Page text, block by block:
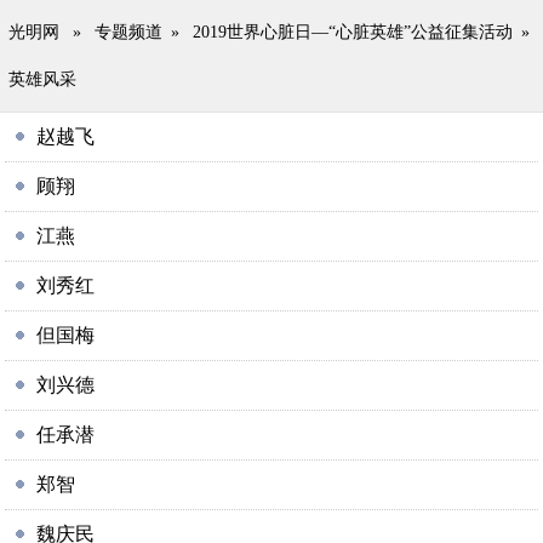
光明网 » 专题频道 » 2019世界心脏日—“心脏英雄”公益征集活动 »
英雄风采
赵越飞
顾翔
江燕
刘秀红
但国梅
刘兴德
任承潜
郑智
魏庆民